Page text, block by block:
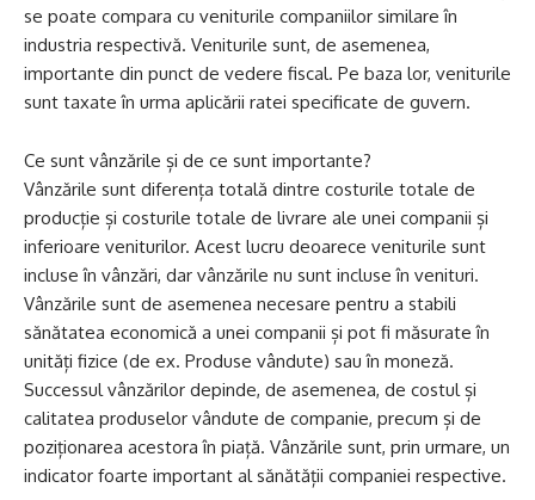
se poate compara cu veniturile companiilor similare în
industria respectivă. Veniturile sunt, de asemenea,
importante din punct de vedere fiscal. Pe baza lor, veniturile
sunt taxate în urma aplicării ratei specificate de guvern.
Ce sunt vânzările și de ce sunt importante?
Vânzările sunt diferența totală dintre costurile totale de
producție și costurile totale de livrare ale unei companii și
inferioare veniturilor. Acest lucru deoarece veniturile sunt
incluse în vânzări, dar vânzările nu sunt incluse în venituri.
Vânzările sunt de asemenea necesare pentru a stabili
sănătatea economică a unei companii și pot fi măsurate în
unități fizice (de ex. Produse vândute) sau în moneză.
Successul vânzărilor depinde, de asemenea, de costul și
calitatea produselor vândute de companie, precum și de
poziționarea acestora în piață. Vânzările sunt, prin urmare, un
indicator foarte important al sănătății companiei respective.